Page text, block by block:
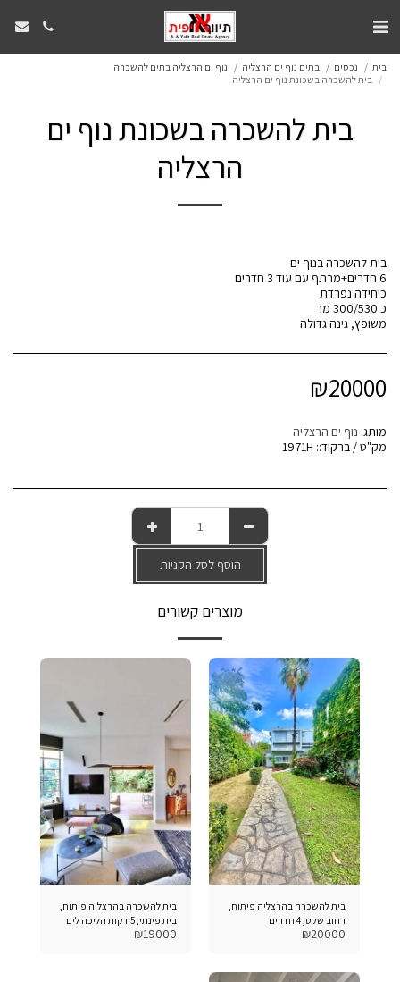
בית נכסים בתים נוף ים הרצליה
נוף ים הרצליה בתים להשכרה
בית להשכרה בשכונת נוף ים הרצליה
בית להשכרה בשכונת נוף ים
הרצליה
משופץ, גינה גדולה
₪20000
מותג: נוף ים הרצליה
מק"ט / ברקוד:: 1971H
הוסף לסל הקניות
מוצרים קשורים
בית להשכרה בהרצליה פיתוח,
רחוב שקט, 4 חדרים
₪20000
בית להשכרה בהרצליה פיתוח,
בית פינתי, 5 דקות הליכה לים
₪19000